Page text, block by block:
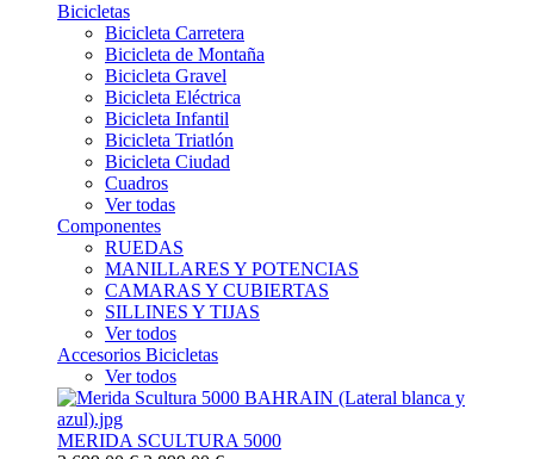
Bicicletas
Bicicleta Carretera
Bicicleta de Montaña
Bicicleta Gravel
Bicicleta Eléctrica
Bicicleta Infantil
Bicicleta Triatlón
Bicicleta Ciudad
Cuadros
Ver todas
Componentes
RUEDAS
MANILLARES Y POTENCIAS
CAMARAS Y CUBIERTAS
SILLINES Y TIJAS
Ver todos
Accesorios Bicicletas
Ver todos
MERIDA SCULTURA 5000